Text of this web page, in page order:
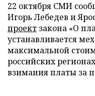
22 октября СМИ
Игорь Лебедев и
проект закона «О
устанавливается
максимальной
российских
взимания платы за